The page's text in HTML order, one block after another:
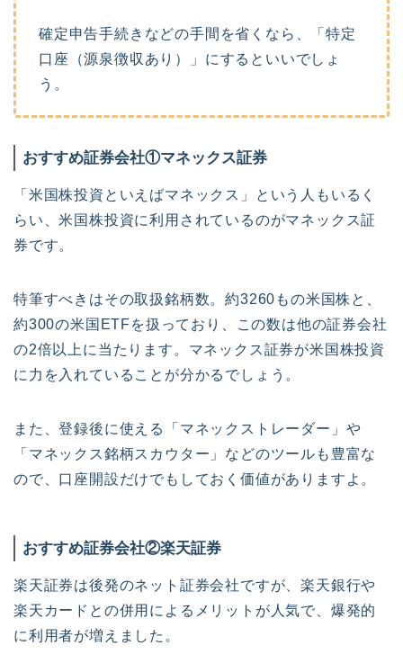
確定申告手続きなどの手間を省くなら、「特定
口座（源泉徴収あり）」にするといいでしょ
う。
おすすめ証券会社①マネックス証券
「米国株投資といえばマネックス」という人もいるく
らい、米国株投資に利用されているのがマネックス証
券です。
特筆すべきはその取扱銘柄数。約3260もの米国株と、
約300の米国ETFを扱っており、この数は他の証券会社
の2倍以上に当たります。マネックス証券が米国株投資
に力を入れていることが分かるでしょう。
また、登録後に使える「マネックストレーダー」や
「マネックス銘柄スカウター」などのツールも豊富な
ので、口座開設だけでもしておく価値がありますよ。
おすすめ証券会社②楽天証券
楽天証券は後発のネット証券会社ですが、楽天銀行や
楽天カードとの併用によるメリットが人気で、爆発的
に利用者が増えました。